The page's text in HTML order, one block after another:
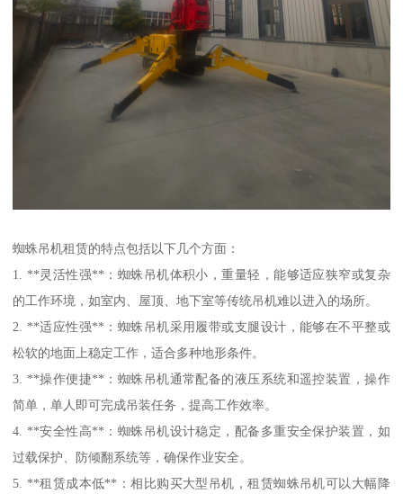
蜘蛛吊机租赁的特点包括以下几个方面：
1. **灵活性强**：蜘蛛吊机体积小，重量轻，能够适应狭窄或复杂
的工作环境，如室内、屋顶、地下室等传统吊机难以进入的场所。
2. **适应性强**：蜘蛛吊机采用履带或支腿设计，能够在不平整或
松软的地面上稳定工作，适合多种地形条件。
3. **操作便捷**：蜘蛛吊机通常配备的液压系统和遥控装置，操作
简单，单人即可完成吊装任务，提高工作效率。
4. **安全性高**：蜘蛛吊机设计稳定，配备多重安全保护装置，如
过载保护、防倾翻系统等，确保作业安全。
5. **租赁成本低**：相比购买大型吊机，租赁蜘蛛吊机可以大幅降